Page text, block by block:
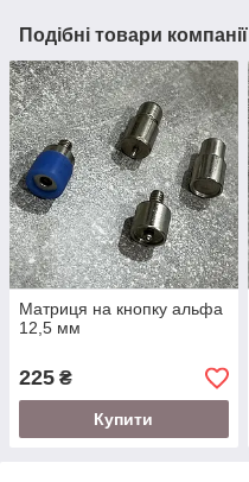
Подібні товари компанії
Матриця на кнопку альфа
12,5 мм
225 ₴
Купити